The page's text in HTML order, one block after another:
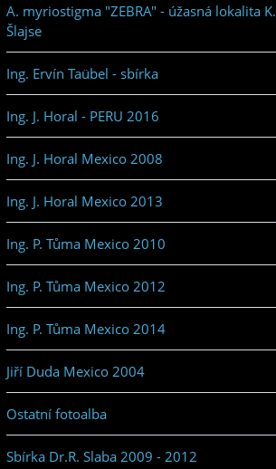
A. myriostigma "ZEBRA" - úžasná lokalita K.
Šlajse
Ing. Ervín Taübel - sbírka
Ing. J. Horal - PERU 2016
Ing. J. Horal Mexico 2008
Ing. J. Horal Mexico 2013
Ing. P. Tůma Mexico 2010
Ing. P. Tůma Mexico 2012
Ing. P. Tůma Mexico 2014
Jiří Duda Mexico 2004
Ostatní fotoalba
Sbírka Dr.R. Slaba 2009 - 2012